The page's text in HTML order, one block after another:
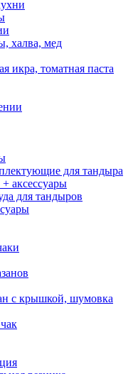
халва, мед
икра, томатная паста
для тандыра
аксессуары
для тандыров
с крышкой, шумовка